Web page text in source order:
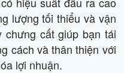
lượng tối thiểu và vận
chưng cất giúp bạn tái
cách và thân thiện với
lợi nhuận.